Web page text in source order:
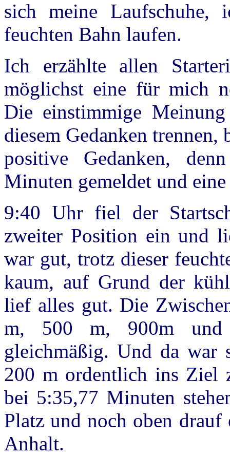
sich meine
feuchten Bahn laufen.
Ich erzählte allen
möglichst eine für mich
Die einstimmige
diesem Gedanken trennen,
positive Gedanken,
Minuten gemeldet und
9:40 Uhr fiel der
zweiter Position ein und
war gut, trotz dieser
kaum, auf Grund der
lief alles gut. Die
m, 500 m, 900m und
gleichmäßig. Und da war
200 m ordentlich ins
bei 5:35,77 Minuten
Platz und noch oben drauf
Anhalt.